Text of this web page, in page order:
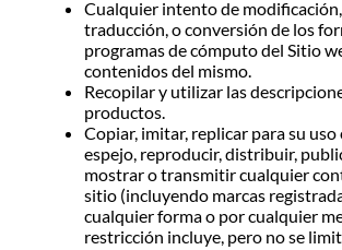
Cualquier intento de
traducción, o conversión de los
programas de cómputo del Sitio
contenidos del mismo.
Recopilar y utilizar las
productos.
Copiar, imitar, replicar para su
espejo, reproducir, distribuir,
mostrar o transmitir cualquier
sitio (incluyendo marcas
cualquier forma o por cualquier
restricción incluye, pero no se